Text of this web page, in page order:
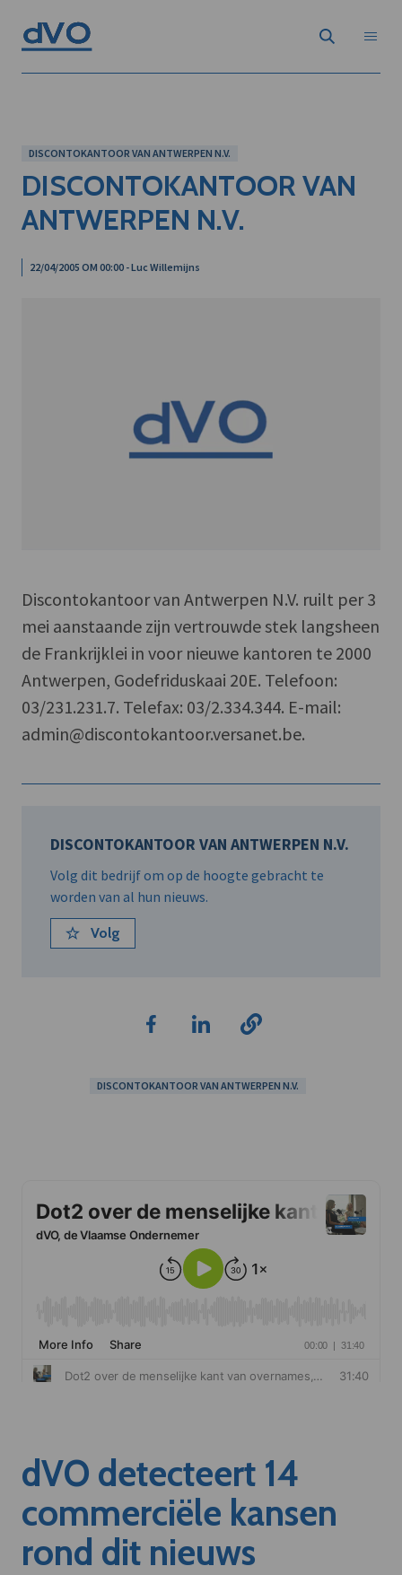
DISCONTOKANTOOR VAN ANTWERPEN N.V.
DISCONTOKANTOOR VAN
ANTWERPEN N.V.
22/04/2005 OM 00:00 - Luc Willemijns
Discontokantoor van Antwerpen N.V. ruilt per 3
mei aanstaande zijn vertrouwde stek langsheen
de Frankrijklei in voor nieuwe kantoren te 2000
Antwerpen, Godefriduskaai 20E. Telefoon:
03/231.231.7. Telefax: 03/2.334.344. E-mail:
admin@discontokantoor.versanet.be.
DISCONTOKANTOOR VAN ANTWERPEN N.V.
Volg dit bedrijf om op de hoogte gebracht te
worden van al hun nieuws.
Volg
DISCONTOKANTOOR VAN ANTWERPEN N.V.
dVO detecteert 14
commerciële kansen
rond dit nieuws